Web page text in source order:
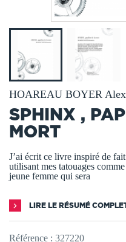
HOAREAU BOYER
SPHINX ,
MORT
J’ai écrit ce livre inspiré de
utilisant mes tatouages
jeune femme qui sera
LIRE LE RÉSUMÉ
Référence : 327220